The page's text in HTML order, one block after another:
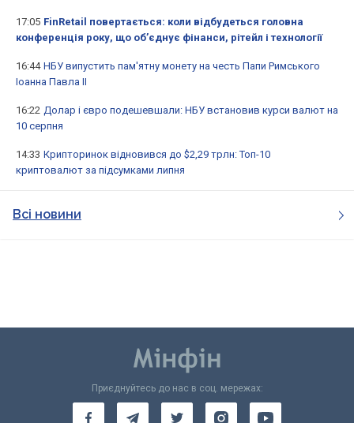
17:05 FinRetail повертається: коли відбудеться головна
конференція року, що об’єднує фінанси, рітейл і технології
16:44 НБУ випустить пам'ятну монету на честь Папи Римського
Іоанна Павла II
16:22 Долар і євро подешевшали: НБУ встановив курси валют на
10 серпня
14:33 Крипторинок відновився до $2,29 трлн: Топ-10
криптовалют за підсумками липня
Всі новини
Приєднуйтесь до нас в соц. мережах: